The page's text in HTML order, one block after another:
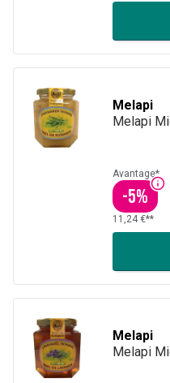
Melapi
Melapi
Avantage*
-5%
11,24 €**
Melapi
Melapi